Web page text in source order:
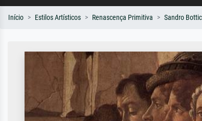
Início Estilos Artísticos Renascença Primitiva Sandro